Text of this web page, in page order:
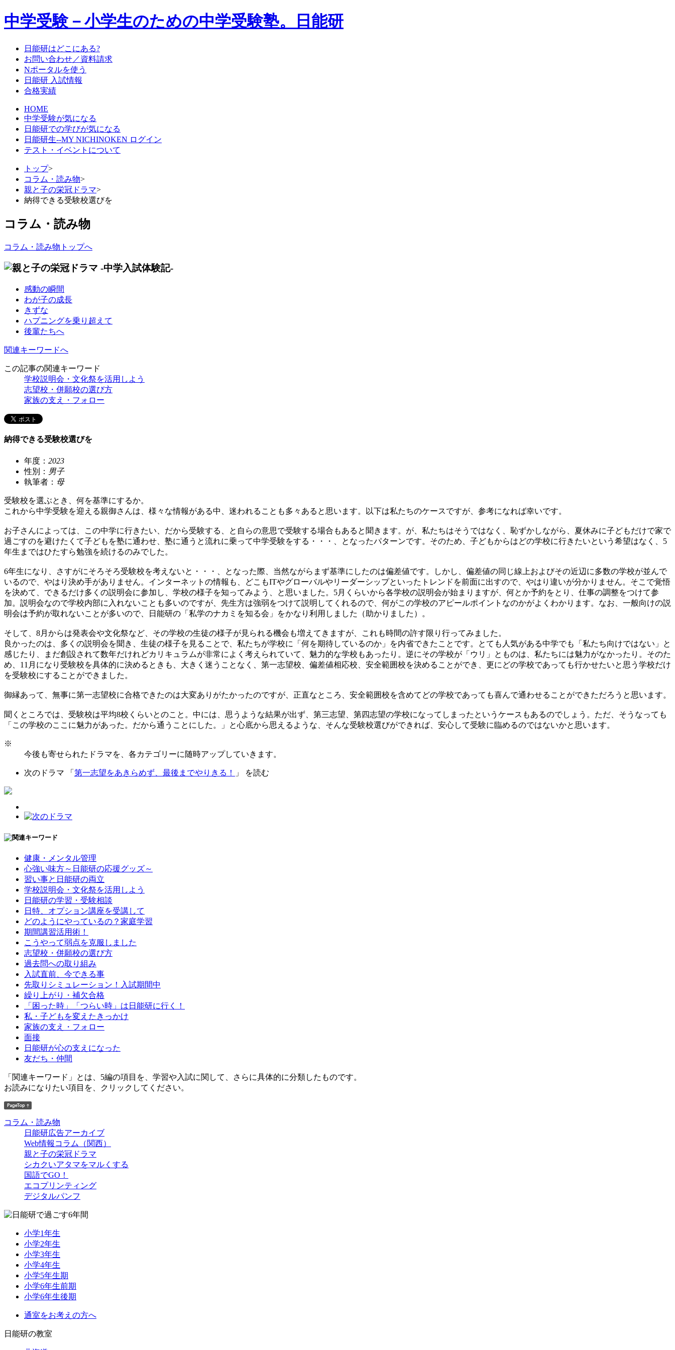
中学受験－小学生のための中学受験塾。日能研
日能研はどこにある?
お問い合わせ／資料請求
Nポータルを使う
日能研 入試情報
合格実績
HOME
中学受験が気になる
日能研での学びが気になる
日能研生--MY NICHINOKEN ログイン
テスト・イベントについて
トップ>
コラム・読み物>
親と子の栄冠ドラマ>
納得できる受験校選びを
コラム・読み物
コラム・読み物トップへ
感動の瞬間
わが子の成長
きずな
ハプニングを乗り超えて
後輩たちへ
関連キーワードへ
この記事の関連キーワード
学校説明会・文化祭を活用しよう
志望校・併願校の選び方
家族の支え・フォロー
納得できる受験校選びを
年度： 2023
性別： 男子
執筆者： 母
受験校を選ぶとき、何を基準にするか。
これから中学受験を迎える親御さんは、様々な情報がある中、迷われることも多々あると思います。以下は私たちのケースですが、参考になれば幸いです。
お子さんによっては、この中学に行きたい、だから受験する、と自らの意思で受験する場合もあると聞きます。が、私たちはそうではなく、恥ずかしながら、夏休みに子どもだけで家で
過ごすのを避けたくて子どもを塾に通わせ、塾に通うと流れに乗って中学受験をする・・・、となったパターンです。そのため、子どもからはどの学校に行きたいという希望はなく、5
年生まではひたすら勉強を続けるのみでした。
6年生になり、さすがにそろそろ受験校を考えないと・・・、となった際、当然ながらまず基準にしたのは偏差値です。しかし、偏差値の同じ線上およびその近辺に多数の学校が並んで
いるので、やはり決め手がありません。インターネットの情報も、どこもITやグローバルやリーダーシップといったトレンドを前面に出すので、やはり違いが分かりません。そこで覚悟
を決めて、できるだけ多くの説明会に参加し、学校の様子を知ってみよう、と思いました。5月くらいから各学校の説明会が始まりますが、何とか予約をとり、仕事の調整をつけて参
加。説明会なので学校内部に入れないことも多いのですが、先生方は強弱をつけて説明してくれるので、何がこの学校のアピールポイントなのかがよくわかります。なお、一般向けの説
明会は予約が取れないことが多いので、日能研の「私学のナカミを知る会」をかなり利用しました（助かりました）。
そして、8月からは発表会や文化祭など、その学校の生徒の様子が見られる機会も増えてきますが、これも時間の許す限り行ってみました。
良かったのは、多くの説明会を聞き、生徒の様子を見ることで、私たちが学校に「何を期待しているのか」を内省できたことです。とても人気がある中学でも「私たち向けではない」と
感じたり、まだ創設されて数年だけれどカリキュラムが非常によく考えられていて、魅力的な学校もあったり。逆にその学校が「ウリ」とものは、私たちには魅力がなかったり。そのた
め、11月になり受験校を具体的に決めるときも、大きく迷うことなく、第一志望校、偏差値相応校、安全範囲校を決めることができ、更にどの学校であっても行かせたいと思う学校だけ
を受験校にすることができました。
御縁あって、無事に第一志望校に合格できたのは大変ありがたかったのですが、正直なところ、安全範囲校を含めてどの学校であっても喜んで通わせることができただろうと思います。
聞くところでは、受験校は平均8校くらいとのこと。中には、思うような結果が出ず、第三志望、第四志望の学校になってしまったというケースもあるのでしょう。ただ、そうなっても
「この学校のここに魅力があった。だから通うことにした。」と心底から思えるような、そんな受験校選びができれば、安心して受験に臨めるのではないかと思います。
※
今後も寄せられたドラマを、各カテゴリーに随時アップしていきます。
次のドラマ 「 第一志望をあきらめず、最後までやりきる！ 」 を読む
健康・メンタル管理
心強い味方～日能研の応援グッズ～
習い事と日能研の両立
学校説明会・文化祭を活用しよう
日能研の学習・受験相談
日特、オプション講座を受講して
どのようにやっているの？家庭学習
期間講習活用術！
こうやって弱点を克服しました
志望校・併願校の選び方
過去問への取り組み
入試直前、今できる事
先取りシミュレーション！入試期間中
繰り上がり・補欠合格
「困った時」「つらい時」は日能研に行く！
私・子どもを変えたきっかけ
家族の支え・フォロー
面接
日能研が心の支えになった
友だち・仲間
「関連キーワード」とは、5編の項目を、学習や入試に関して、さらに具体的に分類したものです。
お読みになりたい項目を、クリックしてください。
コラム・読み物
日能研広告アーカイブ
Web情報コラム（関西）
親と子の栄冠ドラマ
シカクいアタマをマルくする
国語でGO！
エコプリンティング
デジタルパンフ
小学1年生
小学2年生
小学3年生
小学4年生
小学5年生期
小学6年生前期
小学6年生後期
通室をお考えの方へ
日能研の教室